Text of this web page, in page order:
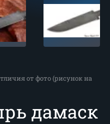
от фото (рисунок на
дамаск